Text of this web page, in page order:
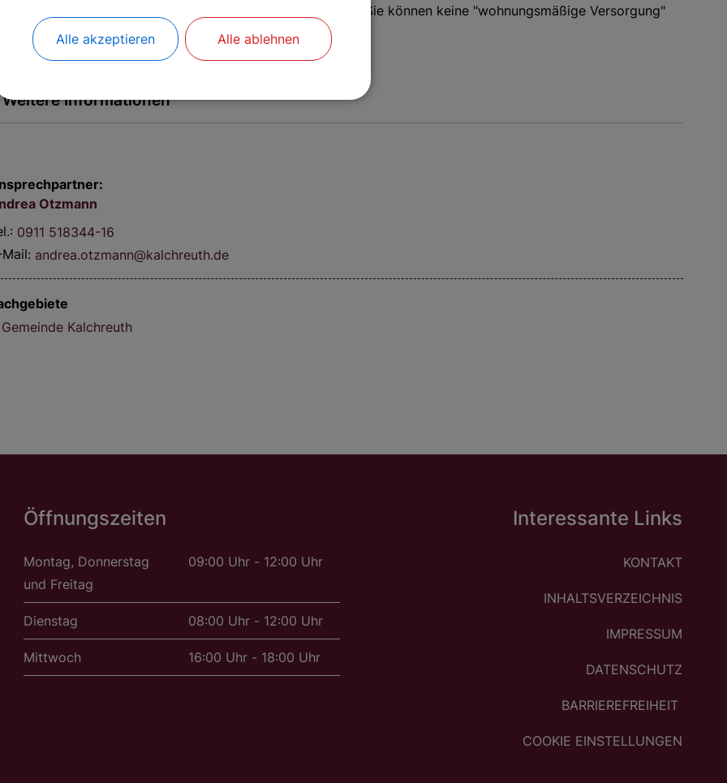
der Wohnansprüche hingenommen werden. Sie können keine "wohnungsmäßige Versorgung"
Informationen
Otzmann
0911 518344-16
andrea.otzmann@kalchreuth.de
Gemeinde Kalchreuth
Öffnungszeiten
Montag, Donnerstag
und Freitag
09:00 Uhr - 12:00 Uhr
Dienstag 08:00 Uhr - 12:00 Uhr
Mittwoch 16:00 Uhr - 18:00 Uhr
Interessante Links
KONTAKT
INHALTSVERZEICHNIS
IMPRESSUM
DATENSCHUTZ
BARRIEREFREIHEIT
COOKIE EINSTELLUNGEN
Alle akzeptieren Alle ablehnen